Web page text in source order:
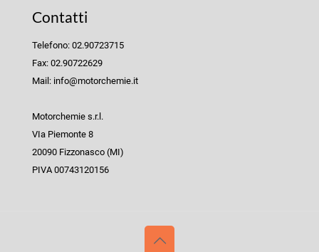
Contatti
Telefono: 02.90723715
Fax: 02.90722629
Mail: info@motorchemie.it
Motorchemie s.r.l.
VIa Piemonte 8
20090 Fizzonasco (MI)
PIVA 00743120156